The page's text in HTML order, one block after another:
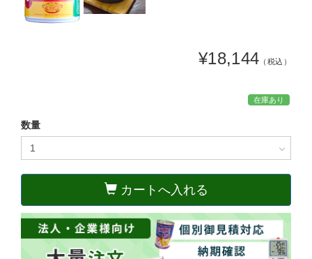
¥18,144 （税込）
在庫あり
数量
カートへ入れる